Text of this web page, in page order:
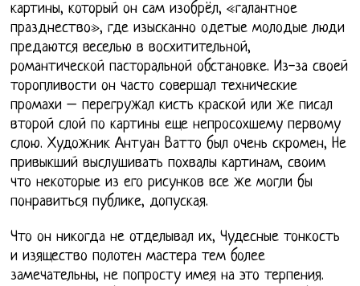
картины, который он сам изобрёл, «галантное
празднество», где изысканно одетые молодые люди
предаются веселью в восхитительной,
романтической пасторальной обстановке. Из-за своей
торопливости он часто совершал технические
промахи – перегружал кисть краской или же писал
второй слой по картины еще непросохшему первому
слою. Художник Антуан Ватто был очень скромен, Не
привыкший выслушивать похвалы картинам, своим
что некоторые из его рисунков все же могли бы
понравиться публике, допуская.
Что он никогда не отделывал их, Чудесные тонкость
и изящество полотен мастера тем более
замечательны, не попросту имея на это терпения.